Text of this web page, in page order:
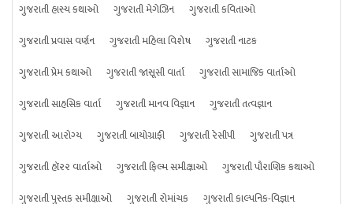
ગુજરાતી હાસ્ય કથાઓ
ગુજરાતી મેગેઝિન
ગુજરાતી કવિતાઓ
ગુજરાતી પ્રવાસ વર્ણન
ગુજરાતી મહિલા વિશેષ
ગુજરાતી નાટક
ગુજરાતી પ્રેમ કથાઓ
ગુજરાતી જાસૂસી વાર્તા
ગુજરાતી સામાજિક વાર્તાઓ
ગુજરાતી સાહસિક વાર્તા
ગુજરાતી માનવ વિજ્ઞાન
ગુજરાતી તત્વજ્ઞાન
ગુજરાતી આરોગ્ય
ગુજરાતી બાયોગ્રાફી ગુજરાતી રેસીપી
ગુજરાતી પત્ર
ગુજરાતી હૉરર વાર્તાઓ
ગુજરાતી ફિલ્મ સમીક્ષાઓ
ગુજરાતી પૌરાણિક કથાઓ
ગુજરાતી પુસ્તક સમીક્ષાઓ
ગુજરાતી રોમાંચક ગુજરાતી કાલ્પનિક-વિજ્ઞાન